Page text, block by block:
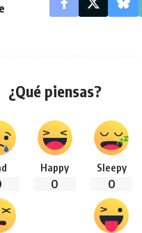
¿Qué piensas?
Happy
0
Sleepy
0